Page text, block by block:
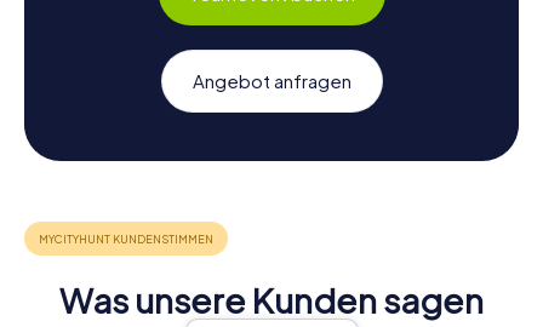
Angebot anfragen
Was unsere Kunden sagen